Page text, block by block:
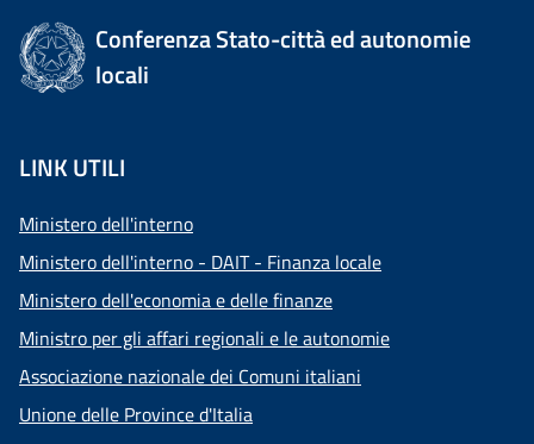
Conferenza Stato-città ed autonomie
locali
LINK UTILI
Ministero dell'interno
Ministero dell'interno - DAIT - Finanza locale
Ministero dell'economia e delle finanze
Ministro per gli affari regionali e le autonomie
Associazione nazionale dei Comuni italiani
Unione delle Province d'Italia